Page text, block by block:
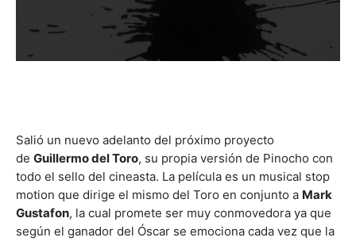
Salió un nuevo adelanto del próximo proyecto
de Guillermo del Toro, su propia versión de Pinocho con
todo el sello del cineasta. La película es un musical stop
motion que dirige el mismo del Toro en conjunto a Mark
Gustafon, la cual promete ser muy conmovedora ya que
según el ganador del Óscar se emociona cada vez que la